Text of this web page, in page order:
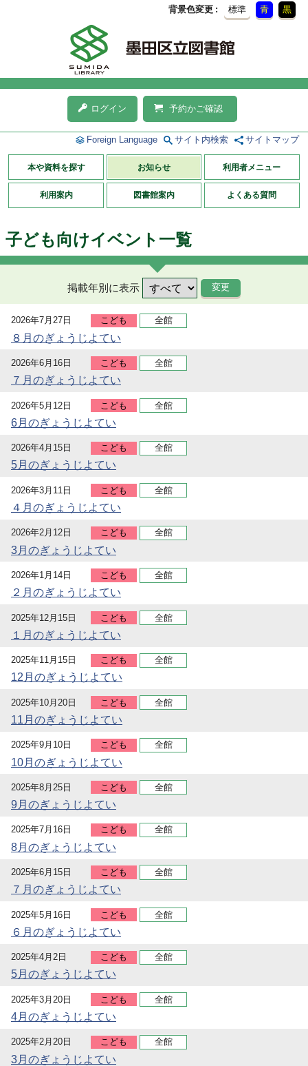
背景色変更 標準 青 黒
ログイン 予約かご確認
Foreign Language サイト内検索 サイトマップ
本や資料を探す お知らせ 利用者メニュー
利用案内 図書館案内 よくある質問
子ども向けイベント一覧
掲載年別に表示
2026年7月27日 こども 全館
８月のぎょうじよてい
2026年6月16日 こども 全館
７月のぎょうじよてい
2026年5月12日 こども 全館
6月のぎょうじよてい
2026年4月15日 こども 全館
5月のぎょうじよてい
2026年3月11日 こども 全館
４月のぎょうじよてい
2026年2月12日 こども 全館
3月のぎょうじよてい
2026年1月14日 こども 全館
２月のぎょうじよてい
2025年12月15日 こども 全館
１月のぎょうじよてい
2025年11月15日 こども 全館
12月のぎょうじよてい
2025年10月20日 こども 全館
11月のぎょうじよてい
2025年9月10日 こども 全館
10月のぎょうじよてい
2025年8月25日 こども 全館
9月のぎょうじよてい
2025年7月16日 こども 全館
8月のぎょうじよてい
2025年6月15日 こども 全館
７月のぎょうじよてい
2025年5月16日 こども 全館
６月のぎょうじよてい
2025年4月2日 こども 全館
5月のぎょうじよてい
2025年3月20日 こども 全館
4月のぎょうじよてい
2025年2月20日 こども 全館
3月のぎょうじよてい